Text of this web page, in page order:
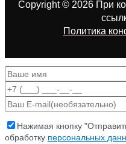
Copyright © 2026 При
Политика
Нажимая кнопку
обработку персональных